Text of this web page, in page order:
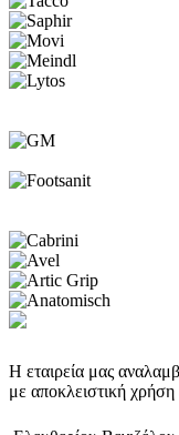
Η εταιρεία μας
με αποκλειστική